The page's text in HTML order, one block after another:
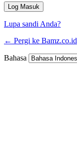
Lupa sandi Anda?
← Pergi ke Bamz.co.id
Bahasa